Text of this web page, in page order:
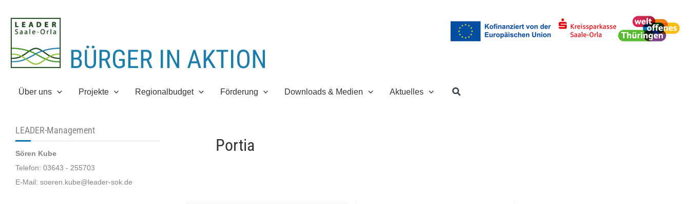
Inhalt
springen
Über uns Projekte Regionalbudget Förderung Downloads & Medien Aktuelles Suchen
LEADER-Management
Sören Kube
Telefon: 03643 - 255703
E-Mail: soeren.kube@leader-sok.de
Portia